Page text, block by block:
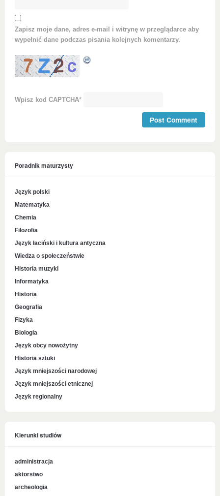
Zapisz moje dane, adres e-mail i witrynę w przeglądarce aby
wypełnić dane podczas pisania kolejnych komentarzy.
Wpisz kod CAPTCHA*
Poradnik maturzysty
Język polski
Matematyka
Chemia
Filozofia
Język łaciński i kultura antyczna
Wiedza o społeczeństwie
Historia muzyki
Informatyka
Historia
Geografia
Fizyka
Biologia
Język obcy nowożytny
Historia sztuki
Język mniejszości narodowej
Język mniejszości etnicznej
Język regionalny
Kierunki studiów
administracja
aktorstwo
archeologia